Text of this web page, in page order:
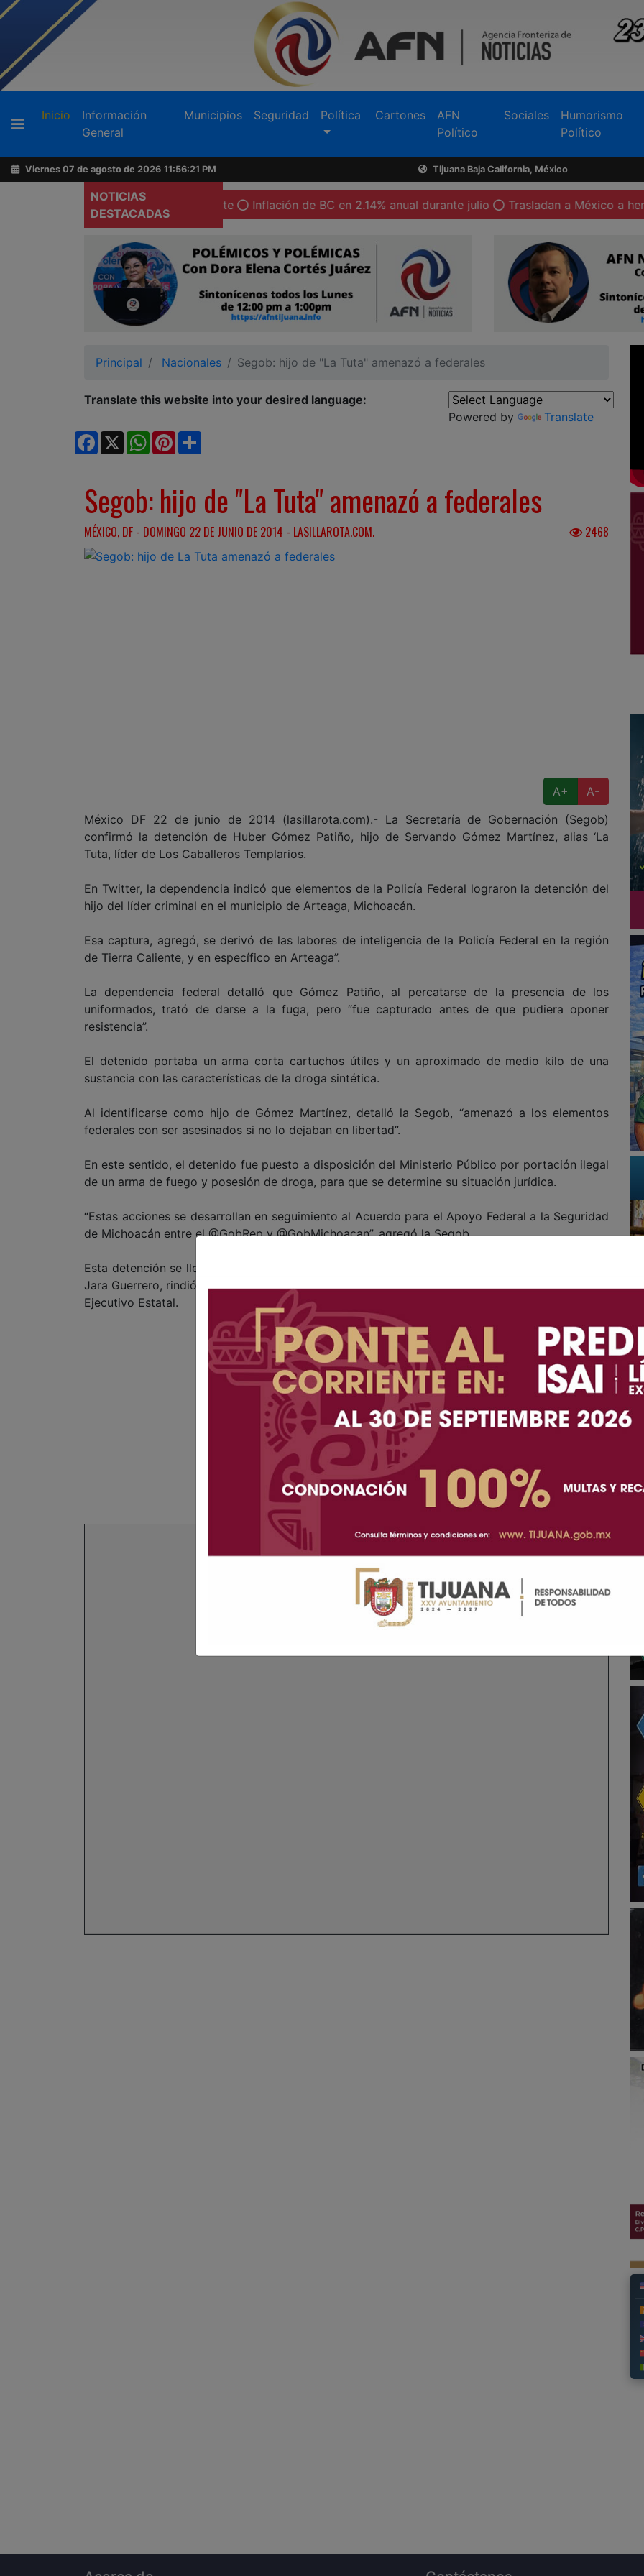
Inicio (current)
Información
General
Municipios Seguridad Política Cartones
AFN
Político
Sociales
Humorismo
Político
Viernes 07 de agosto de 2026 11:56:22 PM Tijuana Baja California, México
NOTICIAS
DESTACADAS
espacios sagrados en Tecate Inflación de BC en 2.14% anual durante julio Trasladan a México a heridos por
Principal Nacionales Segob: hijo de "La Tuta" amenazó a federales
Translate this website into your desired language:
Powered by
Translate
Facebook
X WhatsApp
Pinterest
Segob: hijo de "La Tuta" amenazó a federales
MÉXICO, DF - DOMINGO 22 DE JUNIO DE 2014 - LASILLAROTA.COM. 2468
A+
A-
México DF 22 de junio de 2014 (lasillarota.com).- La Secretaría de Gobernación (Segob)
confirmó la detención de Huber Gómez Patiño, hijo de Servando Gómez Martínez, alias ‘La
Tuta, líder de Los Caballeros Templarios.
En Twitter, la dependencia indicó que elementos de la Policía Federal lograron la detención del
hijo del líder criminal en el municipio de Arteaga, Michoacán.
Esa captura, agregó, se derivó de las labores de inteligencia de la Policía Federal en la región
de Tierra Caliente, y en específico en Arteaga”.
La dependencia federal detalló que Gómez Patiño, al percatarse de la presencia de los
uniformados, trató de darse a la fuga, pero “fue capturado antes de que pudiera oponer
resistencia”.
El detenido portaba un arma corta cartuchos útiles y un aproximado de medio kilo de una
sustancia con las características de la droga sintética.
Al identificarse como hijo de Gómez Martínez, detalló la Segob, “amenazó a los elementos
federales con ser asesinados si no lo dejaban en libertad”.
En este sentido, el detenido fue puesto a disposición del Ministerio Público por portación ilegal
de un arma de fuego y posesión de droga, para que se determine su situación jurídica.
“Estas acciones se desarrollan en seguimiento al Acuerdo para el Apoyo Federal a la Seguridad
de Michoacán entre el @GobRep y @GobMichoacan”, agregó la Segob.
Esta detención se lleva a cabo, un día después de que el nuevo gobernador sustituto, Salvador
Jara Guerrero, rindió protesta en el nuevo cargo, tras la renuncia de Fausto Vallejo, al frente del
Ejecutivo Estatal.
Buscador
Acerca
de